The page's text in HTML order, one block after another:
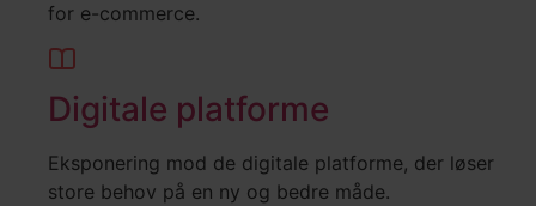
for e-commerce.
Digitale platforme
Eksponering mod de digitale platforme, der løser
store behov på en ny og bedre måde.